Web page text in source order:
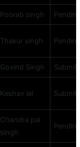
Poorab singh
Thakur singh
Govind Singh Submit
Keshav lal Submit
Chandra pal
singh